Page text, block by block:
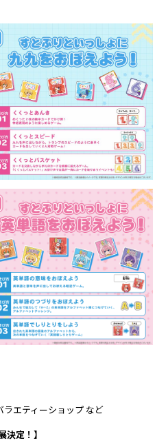
まぜ太
ちぐさくん
けちゃ
ロゼ
メルト・ダ・テンシ
明雷 らいと
ラエティーショップ など
決定！】